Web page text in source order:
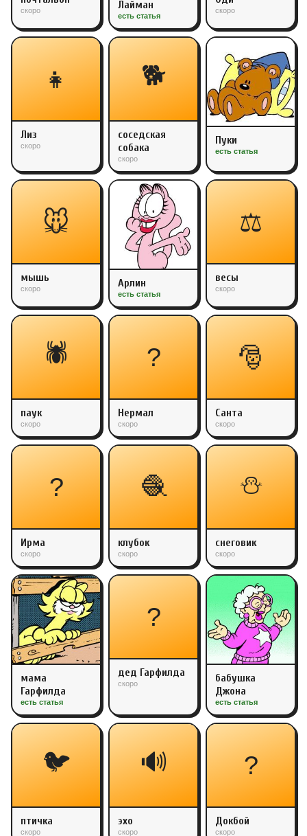
скоро Лайман
есть статья
скоро
👧
Лиз
скоро
🐕
соседская
собака
скоро
Пуки
есть статья
🐭
мышь
скоро Арлин
есть статья
⚖
весы
скоро
🕷️
паук
скоро
?
Нермал
скоро
🎅
Санта
скоро
?
Ирма
скоро
🧶
клубок
скоро
⛄
снеговик
скоро
мама
Гарфилда
есть статья
?
дед Гарфилда
скоро
бабушка
Джона
есть статья
🐦
птичка
скоро
🔊
эхо
скоро
?
Докбой
скоро